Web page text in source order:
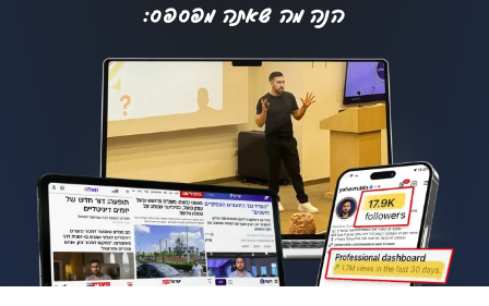
הנה מה שאתה מפספס: